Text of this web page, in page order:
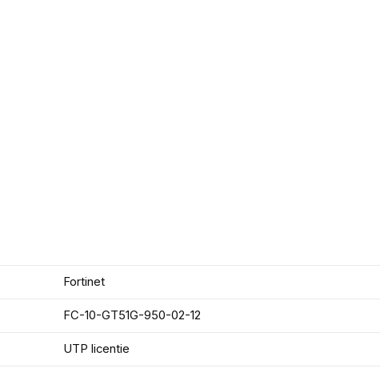
Fortinet
FC-10-GT51G-950-02-12
UTP licentie